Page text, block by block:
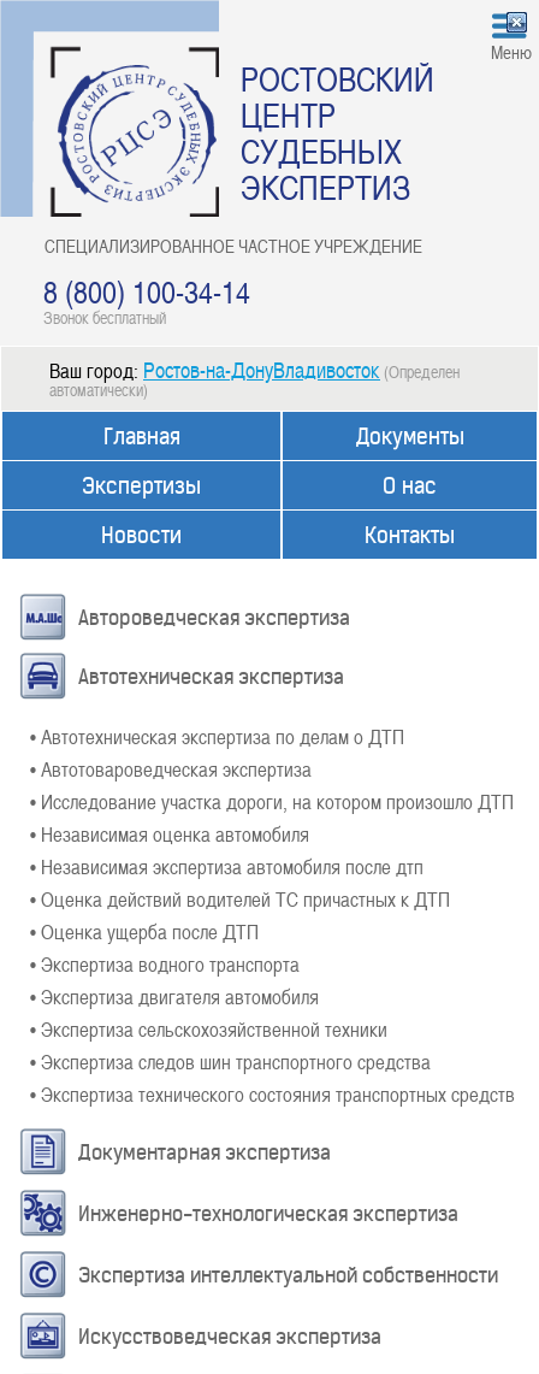
РОСТОВСКИЙ
ЦЕНТР
СУДЕБНЫХ
ЭКСПЕРТИЗ
СПЕЦИАЛИЗИРОВАННОЕ ЧАСТНОЕ УЧРЕЖДЕНИЕ
8 (800) 100-34-14
Звонок бесплатный
Меню
Ваш город: Ростов-на-ДонуВладивосток (Определен
автоматически)
Главная
Экспертизы
Новости
Документы
О нас
Контакты
Автороведческая экспертиза
Автотехническая экспертиза
• Автотехническая экспертиза по делам о ДТП
• Автотовароведческая экспертиза
• Исследование участка дороги, на котором произошло ДТП
• Независимая оценка автомобиля
• Независимая экспертиза автомобиля после дтп
• Оценка действий водителей ТС причастных к ДТП
• Оценка ущерба после ДТП
• Экспертиза водного транспорта
• Экспертиза двигателя автомобиля
• Экспертиза сельскохозяйственной техники
• Экспертиза следов шин транспортного средства
• Экспертиза технического состояния транспортных средств
Документарная экспертиза
Инженерно-технологическая экспертиза
Экспертиза интеллектуальной собственности
Искусствоведческая экспертиза